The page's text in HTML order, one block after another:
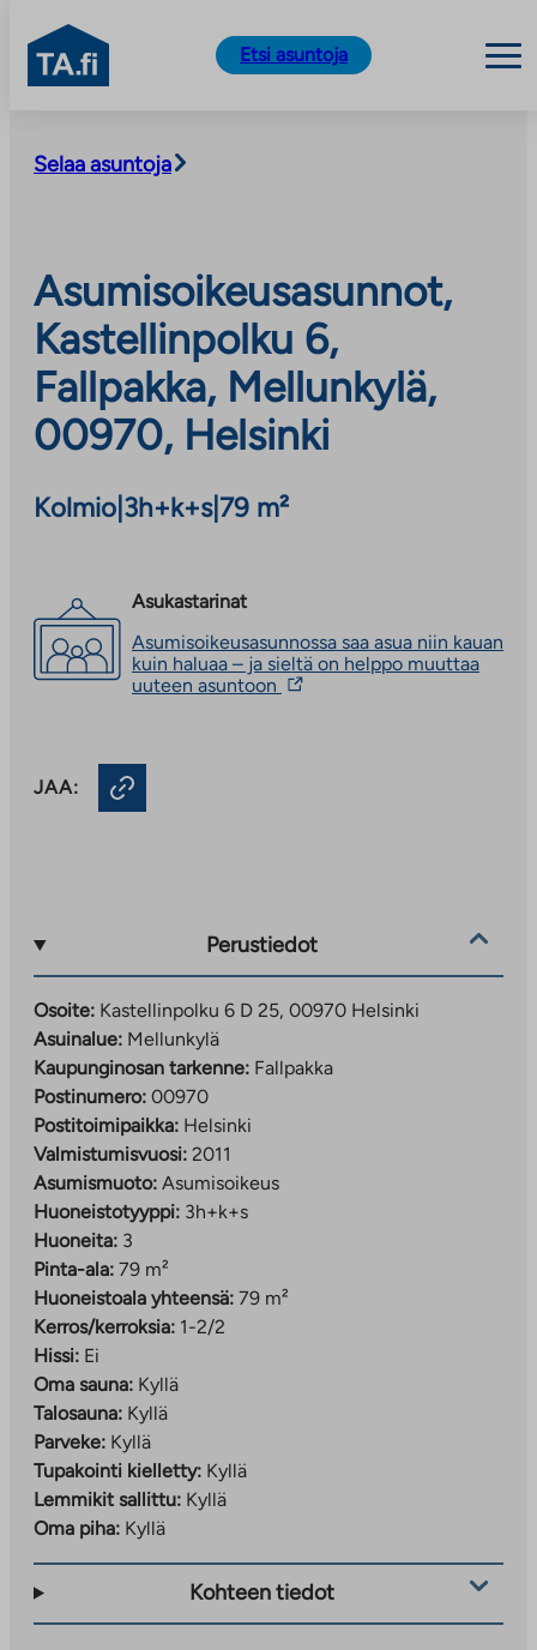
sisältöön
TA.fi
Etsi asuntoja
Selaa asuntoja
Asumisoikeusasunnot,
Kastellinpolku 6,
Fallpakka, Mellunkylä,
00970, Helsinki
Kolmio 3h+k+s| 79 m²
Asukastarinat
Asumisoikeusasunnossa saa asua niin kauan
kuin haluaa – ja sieltä on helppo muuttaa
uuteen asuntoon Linkki
JAA:
Perustiedot
Osoite: Kastellinpolku 6 D 25, 00970 Helsinki
Asuinalue: Mellunkylä
Kaupunginosan tarkenne: Fallpakka
Postinumero: 00970
Postitoimipaikka: Helsinki
Valmistumisvuosi: 2011
Asumismuoto: Asumisoikeus
Huoneistotyyppi: 3h+k+s
Huoneita: 3
Pinta-ala: 79 m²
Huoneistoala yhteensä: 79 m²
Kerros/kerroksia: 1-2/2
Hissi: Ei
Oma sauna: Kyllä
Talosauna: Kyllä
Parveke: Kyllä
Tupakointi kielletty: Kyllä
Lemmikit sallittu: Kyllä
Oma piha: Kyllä
Kohteen tiedot